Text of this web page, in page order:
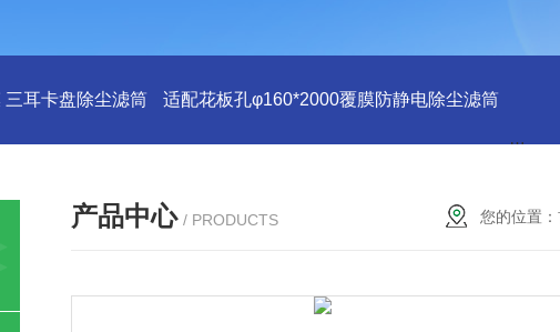
耳卡盘除尘滤筒 适配花板孔φ160*2000覆膜防静电除尘滤筒 PU
产品中心 / PRODUCTS 您的位置：